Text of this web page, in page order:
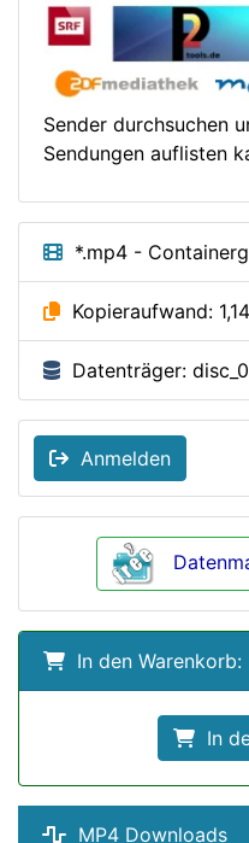
Sender durchsuchen
Sendungen auflisten
*.mp4 -
Kopieraufwand:
Datenträger:
Anmelden
In den Warenkorb:
In
MP4 Downloads